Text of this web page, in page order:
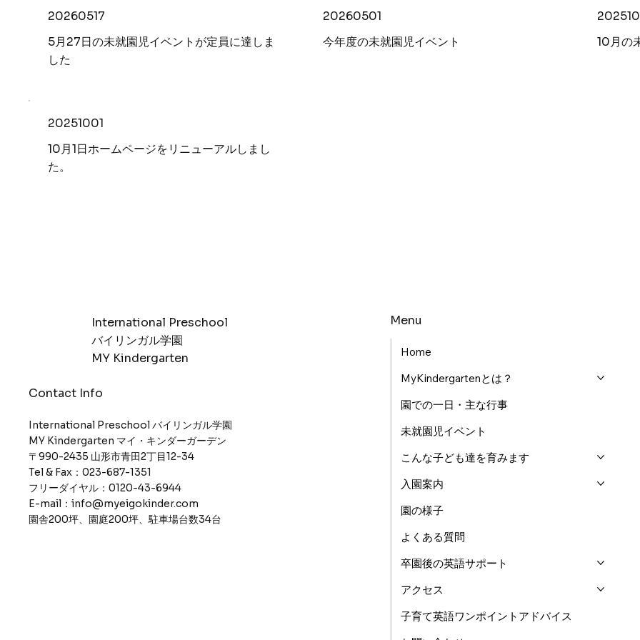
20260517
5月27日の未就園児イベントが定員に達しま
した
20260501
今年度の未就園児イベント
10月の
20251001
10月1日ホームページをリニューアルしまし
た。
Contact Info
International Preschool
​バイリンガル学園
MY Kindergarten
International Preschool バイリンガル学園
MY Kindergarten マイ・キンダーガーデン
〒990-2435 山形市青田2丁目12-34
Tel & Fax：023-687-1351
フリーダイヤル：0120-43-6944
E-mail：info@myeigokinder.com
園舎200坪、園庭200坪、駐車場台数34台
Home
MyKindergartenとは？
園での一日・主な行事
未就園児イベント
こんな子ども達を育みます
入園案内
園の様子
よくある質問
卒園後の英語サポート
アクセス
子育て英語ワンポイントアドバイス
Menu